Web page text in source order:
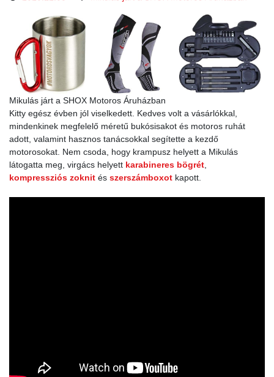
Mikulás járt a SHOX Motoros Áruházban
Kitty egész évben jól viselkedett. Kedves volt a vásárlókkal,
mindenkinek megfelelő méretű bukósisakot és motoros ruhát
adott, valamint hasznos tanácsokkal segítette a kezdő
motorosokat. Nem csoda, hogy krampusz helyett a Mikulás
látogatta meg, virgács helyett karabineres bögrét,
kompressziós zoknit és szerszámboxot kapott.